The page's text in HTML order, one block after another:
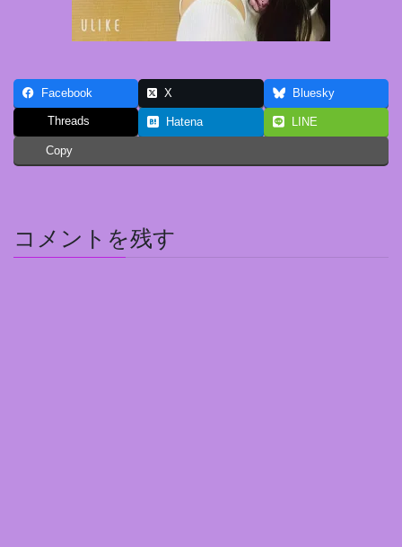
Facebook X Bluesky
Threads Hatena LINE
Copy
コメントを残す